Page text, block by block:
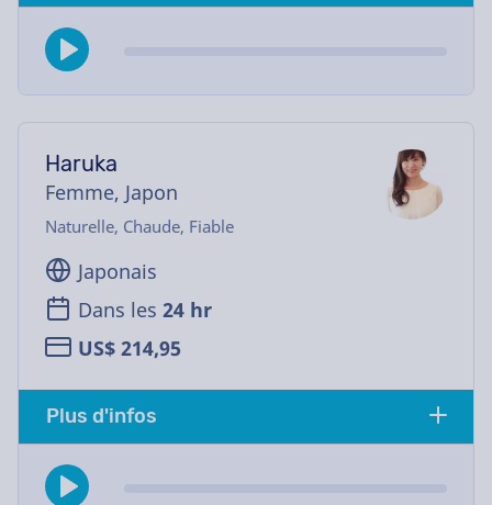
Haruka
Femme, Japon
Naturelle, Chaude, Fiable
Japonais
Dans les 24 hr
US$ 214,95
Plus d'infos